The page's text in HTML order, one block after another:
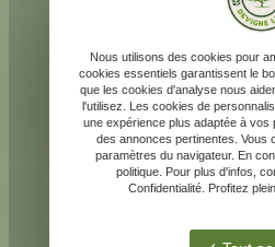
225 rue Neil
40 000 Mont-
Nous utilisons des cookies pour
cookies essentiels garantissent le
que les cookies d'analyse nous
l'utilisez. Les cookies de
une expérience plus adaptée à
des annonces pertinentes. Vous
paramètres du navigateur. En
politique. Pour plus d'infos,
Confidentialité. Profitez